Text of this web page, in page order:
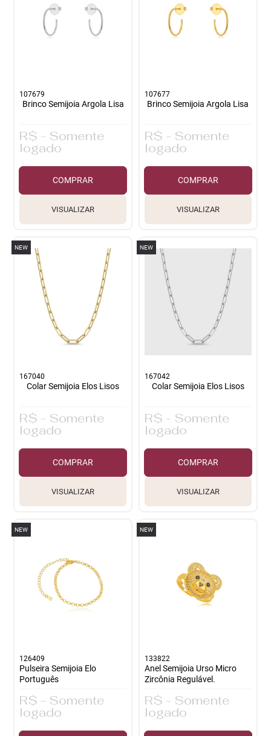
107679
Brinco Semijoia Argola Lisa
R$ - Somente
logado
COMPRAR
VISUALIZAR
107677
Brinco Semijoia Argola Lisa
R$ - Somente
logado
COMPRAR
VISUALIZAR
NEW
167040
Colar Semijoia Elos Lisos
R$ - Somente
logado
COMPRAR
VISUALIZAR
NEW
167042
Colar Semijoia Elos Lisos
R$ - Somente
logado
COMPRAR
VISUALIZAR
NEW
126409
Pulseira Semijoia Elo
Português
R$ - Somente
logado
NEW
133822
Anel Semijoia Urso Micro
Zircônia Regulável.
R$ - Somente
logado